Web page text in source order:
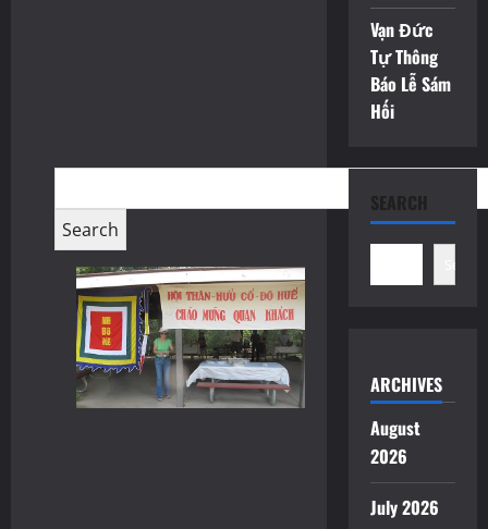
Vạn Đức
Tự Thông
Báo Lễ Sám
Hối
SEARCH
Search
ARCHIVES
August
2026
July 2026